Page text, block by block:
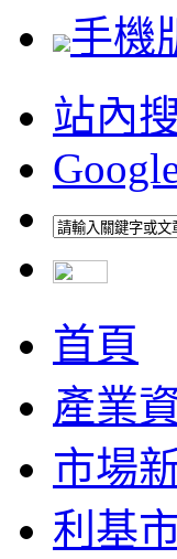
手機
站內
首頁
產業
市場
利基